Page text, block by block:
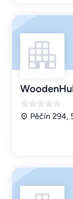
Pěčín 294,